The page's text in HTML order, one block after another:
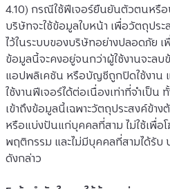
4.10) กรณีใช้ฟีเจอร์ยืนยันตัวตนหรือ
บริษัทจะใช้ข้อมูลใบหน้า เพื่อวัตถุปร
ไว้ในระบบของบริษัทอย่างปลอดภัย
ข้อมูลนี้จะคงอยู่จนกว่าผู้ใช้งานจะล
แอปพลิเคชัน หรือบัญชีถูกปิดใช้งาน
ใช้งานฟีเจอร์ได้ต่อเนื่องเท่าที่จำเป็น
เข้าถึงข้อมูลนี้เฉพาะวัตถุประสงค์ข้าง
หรือแบ่งปันแก่บุคคลที่สาม ไม่ใช้เพื่อ
พฤติกรรม และไม่มีบุคคลที่สามได้รับ
ดังกล่าว